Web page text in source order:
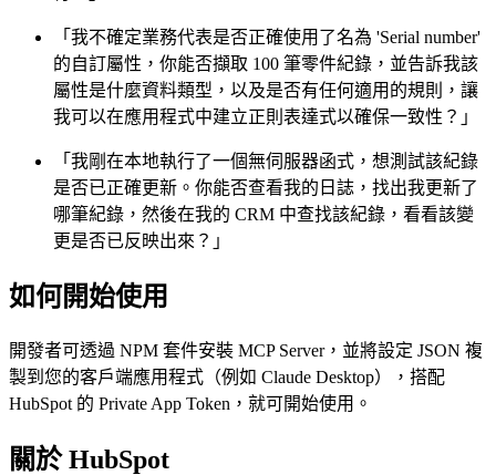
「我不確定業務代表是否正確使用了名為 'Serial number'
的自訂屬性，你能否擷取 100 筆零件紀錄，並告訴我該
屬性是什麼資料類型，以及是否有任何適用的規則，讓
我可以在應用程式中建立正則表達式以確保一致性？」
「我剛在本地執行了一個無伺服器函式，想測試該紀錄
是否已正確更新。你能否查看我的日誌，找出我更新了
哪筆紀錄，然後在我的 CRM 中查找該紀錄，看看該變
更是否已反映出來？」
如何開始使用
開發者可透過 NPM 套件安裝 MCP Server，並將設定 JSON 複
製到您的客戶端應用程式（例如 Claude Desktop），搭配
HubSpot 的 Private App Token，就可開始使用。
關於 HubSpot